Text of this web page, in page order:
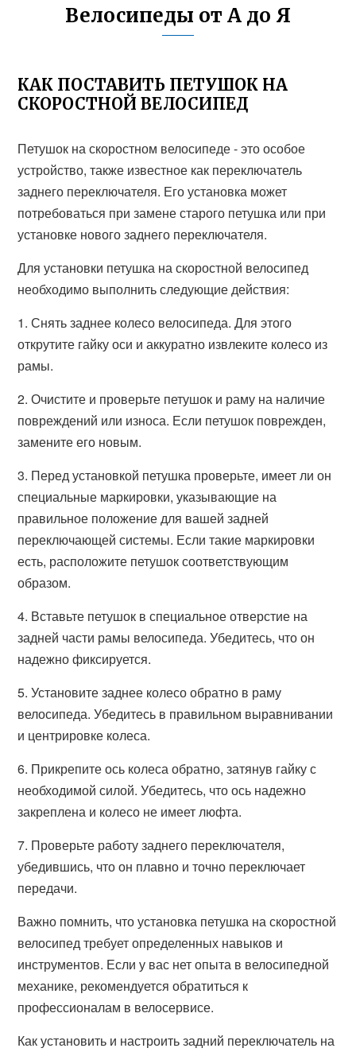
Велосипеды от А до Я
КАК ПОСТАВИТЬ ПЕТУШОК НА
СКОРОСТНОЙ ВЕЛОСИПЕД
Петушок на скоростном велосипеде - это особое
устройство, также известное как переключатель
заднего переключателя. Его установка может
потребоваться при замене старого петушка или при
установке нового заднего переключателя.
Для установки петушка на скоростной велосипед
необходимо выполнить следующие действия:
1. Снять заднее колесо велосипеда. Для этого
открутите гайку оси и аккуратно извлеките колесо из
рамы.
2. Очистите и проверьте петушок и раму на наличие
повреждений или износа. Если петушок поврежден,
замените его новым.
3. Перед установкой петушка проверьте, имеет ли он
специальные маркировки, указывающие на
правильное положение для вашей задней
переключающей системы. Если такие маркировки
есть, расположите петушок соответствующим
образом.
4. Вставьте петушок в специальное отверстие на
задней части рамы велосипеда. Убедитесь, что он
надежно фиксируется.
5. Установите заднее колесо обратно в раму
велосипеда. Убедитесь в правильном выравнивании
и центрировке колеса.
6. Прикрепите ось колеса обратно, затянув гайку с
необходимой силой. Убедитесь, что ось надежно
закреплена и колесо не имеет люфта.
7. Проверьте работу заднего переключателя,
убедившись, что он плавно и точно переключает
передачи.
Важно помнить, что установка петушка на скоростной
велосипед требует определенных навыков и
инструментов. Если у вас нет опыта в велосипедной
механике, рекомендуется обратиться к
профессионалам в велосервисе.
Как установить и настроить задний переключатель на